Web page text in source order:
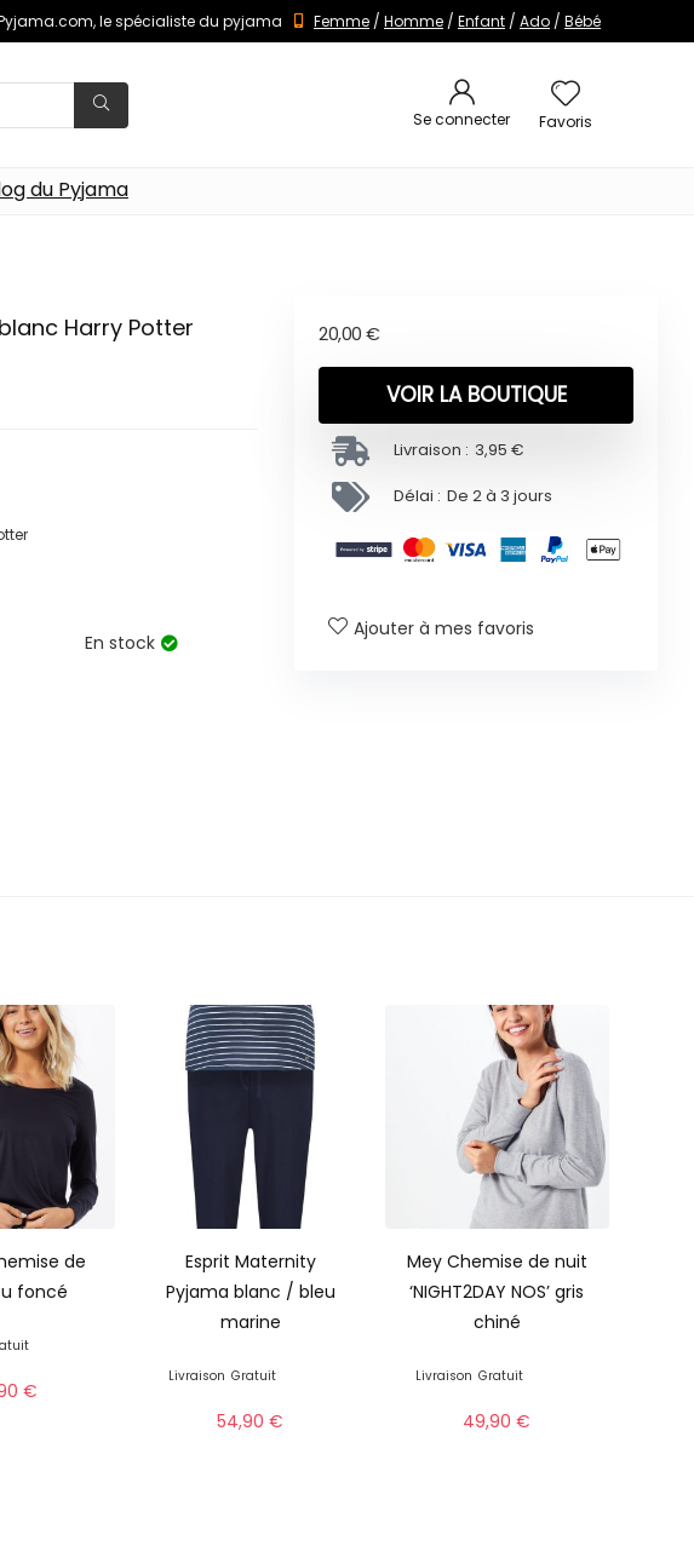
le spécialiste du pyjama Femme / Homme / Enfant / Ado / Bébé
Se connecter Favoris
du Pyjama
Harry Potter
En stock
20,00 €
VOIR LA BOUTIQUE
Livraison : 3,95 €
Délai : De 2 à 3 jours
Ajouter à mes favoris
de
foncé
€
Esprit Maternity
Pyjama blanc / bleu
marine
Livraison Gratuit
54,90€
Mey Chemise de nuit
‘NIGHT2DAY NOS’ gris
chiné
Livraison Gratuit
49,90€